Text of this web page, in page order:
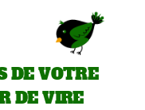
DE VOTRE
DE VIRE